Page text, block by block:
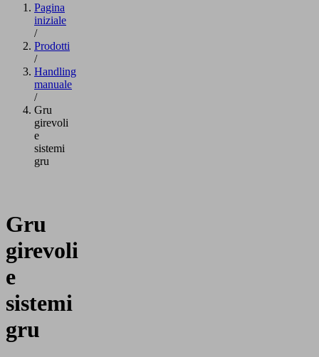
Pagina
iniziale
/
Prodotti
/
Handling
manuale
/
Gru
girevoli
e
sistemi
gru
Gru
girevoli
e
sistemi
gru